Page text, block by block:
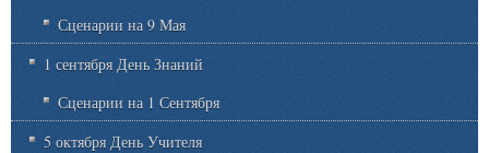
Сценарии на 9 Мая
1 сентября День Знаний
Сценарии на 1 Сентября
5 октября День Учителя